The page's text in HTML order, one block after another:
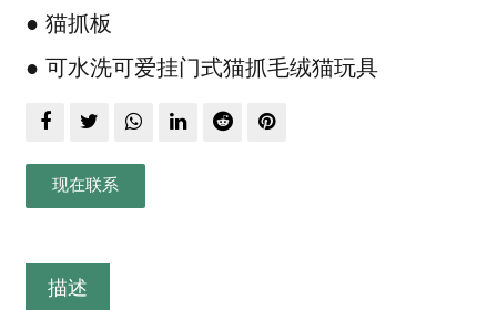
● 猫抓板
● 可水洗可爱挂门式猫抓毛绒猫玩具
现在联系
描述